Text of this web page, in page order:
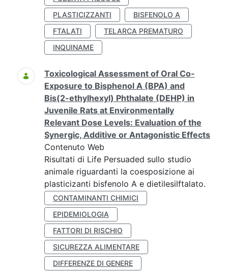
PLASTICIZZANTI
BISFENOLO A
FTALATI
TELARCA PREMATURO
INQUINAME
Toxicological Assessment of Oral Co-
Exposure to Bisphenol A (BPA) and
Bis(2-ethylhexyl) Phthalate (DEHP) in
Juvenile Rats at Environmentally
Relevant Dose Levels: Evaluation of the
Synergic, Additive or Antagonistic Effects
Contenuto Web
Risultati di Life Persuaded sullo studio
animale riguardanti la coesposizione ai
plasticizanti bisfenolo A e dietilesilftalato.
CONTAMINANTI CHIMICI
EPIDEMIOLOGIA
FATTORI DI RISCHIO
SICUREZZA ALIMENTARE
DIFFERENZE DI GENERE